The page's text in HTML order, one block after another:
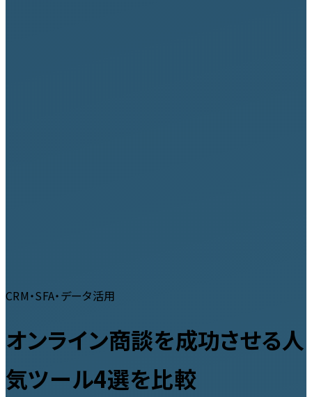
CRM・SFA・データ活用
オンライン商談を成功させる人
気ツール4選を比較